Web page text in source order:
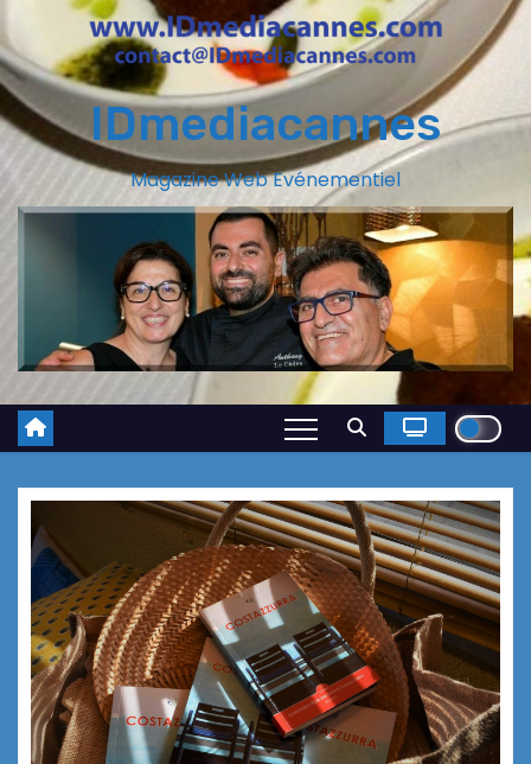
IDmediacannes
Magazine Web Evénementiel